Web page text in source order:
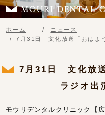
ホーム
ニュース
7月31日 文化放送「おはよ
7月31日 文化放
ラジオ出
モウリデンタルクリニック【